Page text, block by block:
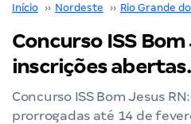
Início ›› Nordeste ›› Rio Grande
Concurso ISS Bom
inscrições abertas.
Concurso ISS Bom Jesus
prorrogadas até 14 de